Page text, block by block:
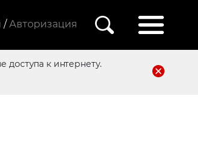
/ Авторизация
доступа к интернету.